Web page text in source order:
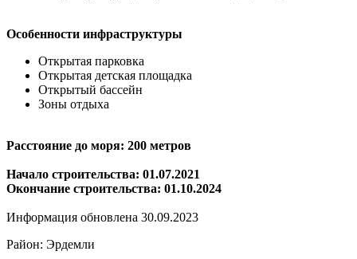
Особенности инфраструктуры
Открытая парковка
Открытая детская площадка
Открытый бассейн
Зоны отдыха
Расстояние до моря: 200 метров
Начало строительства: 01.07.2021
Окончание строительства: 01.10.2024
Информация обновлена 30.09.2023
Район: Эрдемли